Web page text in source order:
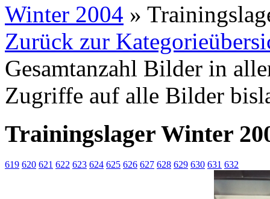
Winter 2004 »
Zurück zur
Gesamtanzahl Bilder in
Zugriffe auf alle Bilder
Trainingslager Winter
619 620 621 622 623 624 625 626 627 628 629 630 631 632